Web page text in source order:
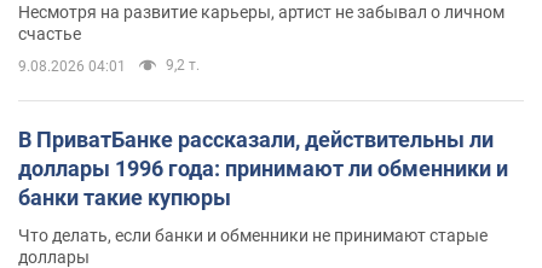
Несмотря на развитие карьеры, артист не забывал о личном
счастье
9.08.2026 04:01 9,2 т.
В ПриватБанке рассказали, действительны ли
доллары 1996 года: принимают ли обменники и
банки такие купюры
Что делать, если банки и обменники не принимают старые
доллары